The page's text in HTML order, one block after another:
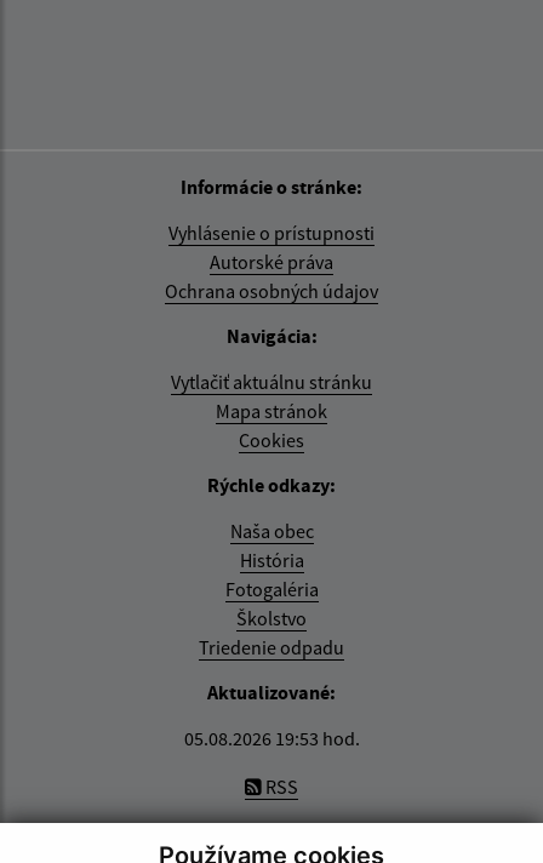
Používame cookies
Informácie o stránke:
Vyhlásenie o prístupnosti
Autorské práva
Ochrana osobných údajov
Navigácia:
Vytlačiť aktuálnu stránku
Mapa stránok
Cookies
Rýchle odkazy:
Naša obec
História
Fotogaléria
Školstvo
Triedenie odpadu
Aktualizované:
05.08.2026 19:53 hod.
RSS